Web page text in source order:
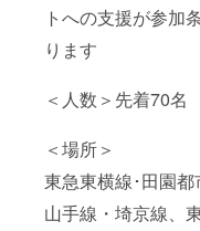
トへの支援が参加
ります
＜人数＞先着70名
＜場所＞
東急東横線･田園
山手線・埼京線、